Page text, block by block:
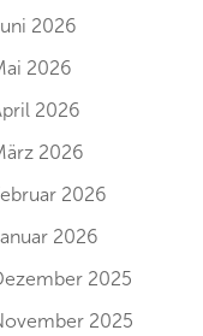
2026
2026
2026
2026
2026
2026
2025
2025